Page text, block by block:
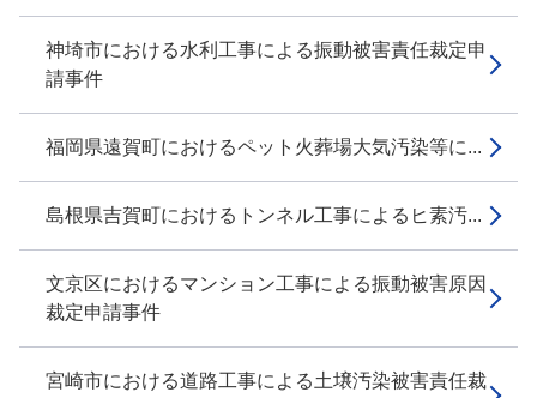
神埼市における水利工事による振動被害責任裁定申
請事件
福岡県遠賀町におけるペット火葬場大気汚染等に...
島根県吉賀町におけるトンネル工事によるヒ素汚...
文京区におけるマンション工事による振動被害原因
裁定申請事件
宮崎市における道路工事による土壌汚染被害責任裁